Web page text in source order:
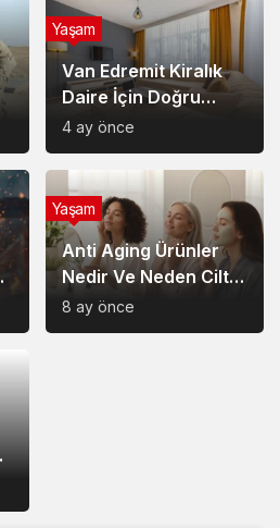
Van Edremit Kiralık
Daire İçin Doğru
Semt Nasıl Seçilir?
4 ay önce
Yaşam
Anti Aging Ürünler
Nedir Ve Neden Cilt
Bakımında Temel Bir
Yerdedir?
8 ay önce
Yaşam